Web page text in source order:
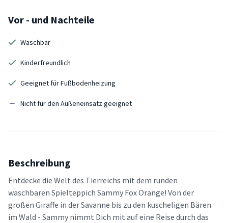
Vor - und Nachteile
Waschbar
Kinderfreundlich
Geeignet für Fußbodenheizung
Nicht für den Außeneinsatz geeignet
Beschreibung
Entdecke die Welt des Tierreichs mit dem runden
waschbaren Spielteppich Sammy Fox Orange! Von der
großen Giraffe in der Savanne bis zu den kuscheligen Bären
im Wald - Sammy nimmt Dich mit auf eine Reise durch das